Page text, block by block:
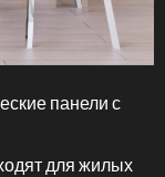
панели с
для жилых